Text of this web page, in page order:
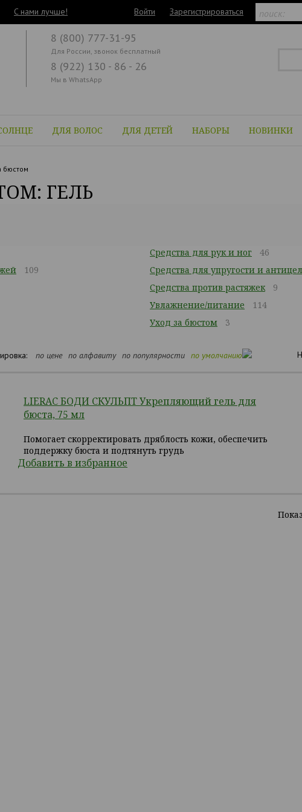
C нами лучше! Войти Зарегистрироваться
ДЛЯ ВОЛОС ДЛЯ ДЕТЕЙ НАБОРЫ НОВИНКИ
8 (800) 777-31-95
Для России, звонок бесплатный
8 (922) 130 - 86 - 26
Мы в WhatsApp
бюстом
ГЕЛЬ
109
Средства для рук и ног
46
Средства для упругости и
Средства против растяжек
9
Увлажнение/питание
114
Уход за бюстом
3
по цене по алфавиту по популярности по умолчанию
LIERAC БОДИ СКУЛЬПТ Укрепляющий гель для
бюста, 75 мл
Помогает скорректировать дряблость кожи, обеспечить
поддержку бюста и подтянуть грудь
Добавить в избранное